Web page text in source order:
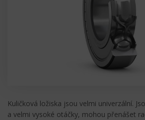
Kuličková ložiska jsou velmi univerzální.
a velmi vysoké otáčky, mohou přenášet